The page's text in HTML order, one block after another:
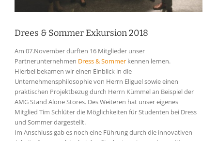
Drees & Sommer Exkursion 2018
Am 07.November durften 16 Mitglieder unser
Partnerunternehmen Dress & Sommer kennen lernen.
Hierbei bekamen wir einen Einblick in die
Unternehmensphilosophie von Herrn Eliguel sowie einen
praktischen Projektbezug durch Herrn Kümmel an Beispiel der
AMG Stand Alone Stores. Des Weiteren hat unser eigenes
Mitglied Tim Schlüter die Möglichkeiten für Studenten bei Dress
und Sommer dargestellt.
Im Anschluss gab es noch eine Führung durch die innovativen